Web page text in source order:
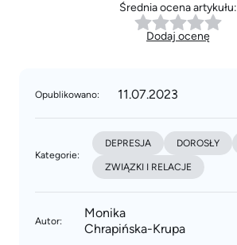
Średnia ocena artykułu:
Dodaj ocenę
Autor:
Monika
Chrapińska-Krupa
Opublikowano: 11.07.2023
Kategorie:
DEPRESJA DOROSŁY
ZWIĄZKI I RELACJE